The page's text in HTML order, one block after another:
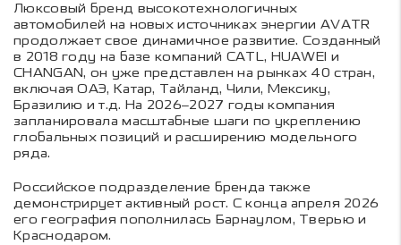
Люксовый бренд высокотехнологичных
автомобилей на новых источниках энергии AVATR
продолжает свое динамичное развитие. Созданный
в 2018 году на базе компаний CATL, HUAWEI и
CHANGAN, он уже представлен на рынках 40 стран,
включая ОАЭ, Катар, Тайланд, Чили, Мексику,
Бразилию и т.д. На 2026–2027 годы компания
запланировала масштабные шаги по укреплению
глобальных позиций и расширению модельного
ряда.
Российское подразделение бренда также
демонстрирует активный рост. С конца апреля 2026
его география пополнилась Барнаулом, Тверью и
Краснодаром.